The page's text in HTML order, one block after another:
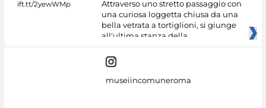
Attraverso uno stretto passaggio con
una curiosa loggetta chiusa da una
bella vetrata a tortiglioni, si giunge
all'ultima stanza della
museiincomuneroma